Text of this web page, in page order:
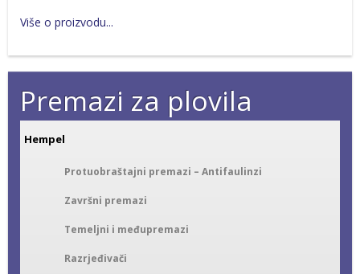
Više o proizvodu...
Premazi za plovila
Hempel
Protuobraštajni premazi – Antifaulinzi
Završni premazi
Temeljni i međupremazi
Razrjeđivači